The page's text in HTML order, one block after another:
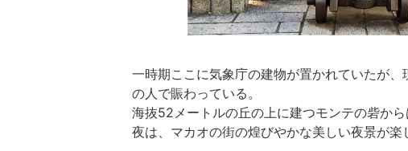
一時期ここに気象庁の建物が置かれていたが
の人で賑わっている。
海抜52メートルの丘の上に建つモンテの砦か
夜は、マカオの街の煌びやかな美しい夜景が楽